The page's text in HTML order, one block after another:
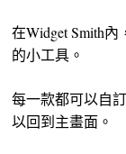
在Widget Smith
的小工具。
每一款都可以自
以回到主畫面。